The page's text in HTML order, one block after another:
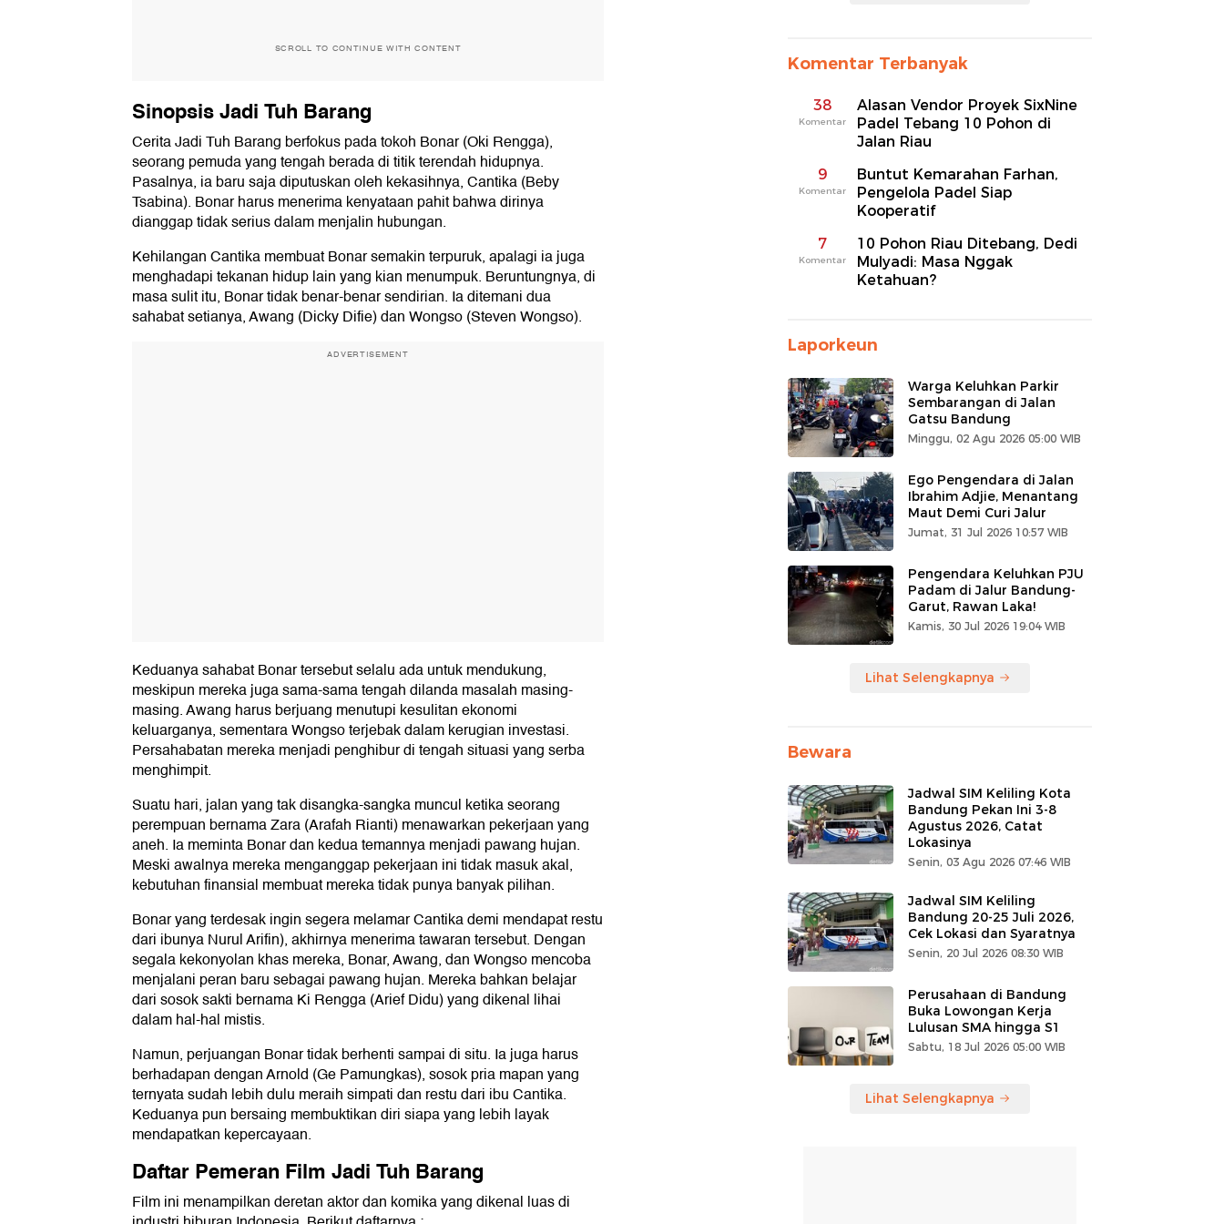
SCROLL TO CONTINUE WITH CONTENT
Sinopsis Jadi Tuh Barang
Cerita Jadi Tuh Barang berfokus pada tokoh Bonar (Oki Rengga),
seorang pemuda yang tengah berada di titik terendah hidupnya.
Pasalnya, ia baru saja diputuskan oleh kekasihnya, Cantika (Beby
Tsabina). Bonar harus menerima kenyataan pahit bahwa dirinya
dianggap tidak serius dalam menjalin hubungan.
Kehilangan Cantika membuat Bonar semakin terpuruk, apalagi ia juga
menghadapi tekanan hidup lain yang kian menumpuk. Beruntungnya, di
masa sulit itu, Bonar tidak benar-benar sendirian. Ia ditemani dua
sahabat setianya, Awang (Dicky Difie) dan Wongso (Steven Wongso).
ADVERTISEMENT
Keduanya sahabat Bonar tersebut selalu ada untuk mendukung,
meskipun mereka juga sama-sama tengah dilanda masalah masing-
masing. Awang harus berjuang menutupi kesulitan ekonomi
keluarganya, sementara Wongso terjebak dalam kerugian investasi.
Persahabatan mereka menjadi penghibur di tengah situasi yang serba
menghimpit.
Suatu hari, jalan yang tak disangka-sangka muncul ketika seorang
perempuan bernama Zara (Arafah Rianti) menawarkan pekerjaan yang
aneh. Ia meminta Bonar dan kedua temannya menjadi pawang hujan.
Meski awalnya mereka menganggap pekerjaan ini tidak masuk akal,
kebutuhan finansial membuat mereka tidak punya banyak pilihan.
Bonar yang terdesak ingin segera melamar Cantika demi mendapat restu
dari ibunya Nurul Arifin), akhirnya menerima tawaran tersebut. Dengan
segala kekonyolan khas mereka, Bonar, Awang, dan Wongso mencoba
menjalani peran baru sebagai pawang hujan. Mereka bahkan belajar
dari sosok sakti bernama Ki Rengga (Arief Didu) yang dikenal lihai
dalam hal-hal mistis.
Namun, perjuangan Bonar tidak berhenti sampai di situ. Ia juga harus
berhadapan dengan Arnold (Ge Pamungkas), sosok pria mapan yang
ternyata sudah lebih dulu meraih simpati dan restu dari ibu Cantika.
Keduanya pun bersaing membuktikan diri siapa yang lebih layak
mendapatkan kepercayaan.
Daftar Pemeran Film Jadi Tuh Barang
Film ini menampilkan deretan aktor dan komika yang dikenal luas di
Komentar Terbanyak
38
Komentar
Alasan Vendor Proyek SixNine
Padel Tebang 10 Pohon di
Jalan Riau
9
Komentar
Buntut Kemarahan Farhan,
Pengelola Padel Siap
Kooperatif
7
Komentar
10 Pohon Riau Ditebang, Dedi
Mulyadi: Masa Nggak
Ketahuan?
Laporkeun
Warga Keluhkan Parkir
Sembarangan di Jalan
Gatsu Bandung
Minggu, 02 Agu 2026 05:00 WIB
Ego Pengendara di Jalan
Ibrahim Adjie, Menantang
Maut Demi Curi Jalur
Jumat, 31 Jul 2026 10:57 WIB
Pengendara Keluhkan PJU
Padam di Jalur Bandung-
Garut, Rawan Laka!
Kamis, 30 Jul 2026 19:04 WIB
Lihat Selengkapnya
Bewara
Jadwal SIM Keliling Kota
Bandung Pekan Ini 3-8
Agustus 2026, Catat
Lokasinya
Senin, 03 Agu 2026 07:46 WIB
Jadwal SIM Keliling
Bandung 20-25 Juli 2026,
Cek Lokasi dan Syaratnya
Senin, 20 Jul 2026 08:30 WIB
Perusahaan di Bandung
Buka Lowongan Kerja
Lulusan SMA hingga S1
Sabtu, 18 Jul 2026 05:00 WIB
Lihat Selengkapnya